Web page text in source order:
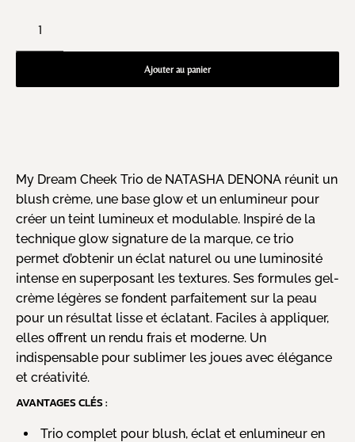
Ajouter au panier
My Dream Cheek Trio de NATASHA DENONA réunit un
blush crème, une base glow et un enlumineur pour
créer un teint lumineux et modulable. Inspiré de la
technique glow signature de la marque, ce trio
permet d’obtenir un éclat naturel ou une luminosité
intense en superposant les textures. Ses formules gel-
crème légères se fondent parfaitement sur la peau
pour un résultat lisse et éclatant. Faciles à appliquer,
elles offrent un rendu frais et moderne. Un
indispensable pour sublimer les joues avec élégance
et créativité.
AVANTAGES CLÉS :
Trio complet pour blush, éclat et enlumineur en